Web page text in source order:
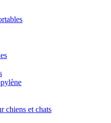
chiens et chats